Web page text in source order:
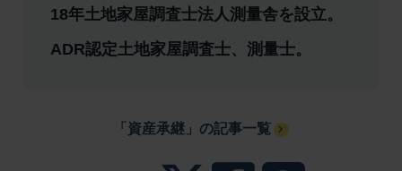
18年土地家屋調査士法人測量舎を設立。
ADR認定土地家屋調査士、測量士。
「資産承継」の記事一覧